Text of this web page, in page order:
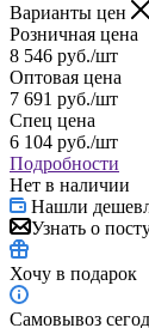
Варианты цен
Розничная цена
8 546 руб./шт
Оптовая цена
7 691 руб./шт
Спец цена
6 104 руб./шт
Подробности
Нет в наличии
Нашли
Узнать о
Хочу в подарок
Самовывоз